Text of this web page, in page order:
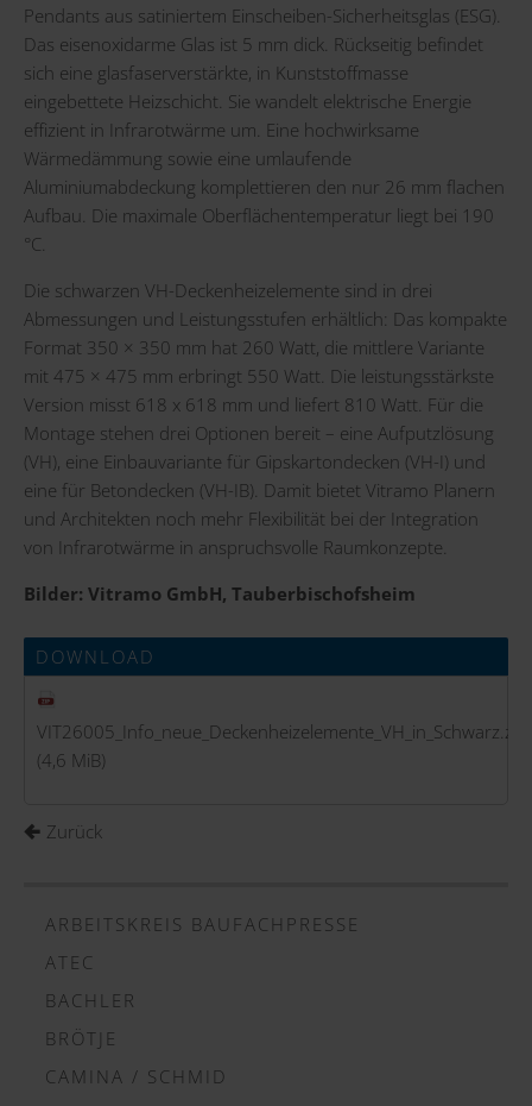
Pendants aus satiniertem Einscheiben-Sicherheitsglas (ESG).
Das eisenoxidarme Glas ist 5 mm dick. Rückseitig befindet
sich eine glasfaserverstärkte, in Kunststoffmasse
eingebettete Heizschicht. Sie wandelt elektrische Energie
effizient in Infrarotwärme um. Eine hochwirksame
Wärmedämmung sowie eine umlaufende
Aluminiumabdeckung komplettieren den nur 26 mm flachen
Aufbau. Die maximale Oberflächentemperatur liegt bei 190
°C.
Die schwarzen VH-Deckenheizelemente sind in drei
Abmessungen und Leistungsstufen erhältlich: Das kompakte
Format 350 × 350 mm hat 260 Watt, die mittlere Variante
mit 475 × 475 mm erbringt 550 Watt. Die leistungsstärkste
Version misst 618 x 618 mm und liefert 810 Watt. Für die
Montage stehen drei Optionen bereit – eine Aufputzlösung
(VH), eine Einbauvariante für Gipskartondecken (VH-I) und
eine für Betondecken (VH-IB). Damit bietet Vitramo Planern
und Architekten noch mehr Flexibilität bei der Integration
von Infrarotwärme in anspruchsvolle Raumkonzepte.
Bilder: Vitramo GmbH, Tauberbischofsheim
DOWNLOAD
VIT26005_Info_neue_Deckenheizelemente_VH_in_Schwarz.zip
(4,6 MiB)
Zurück
ARBEITSKREIS BAUFACHPRESSE
ATEC
BACHLER
BRÖTJE
CAMINA / SCHMID